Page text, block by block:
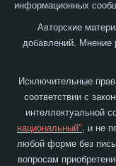
информационных
Авторские
добавлений. Мнение
Исключительные
соответствии с
интеллектуальной
национальный", и не
любой форме без
вопросам